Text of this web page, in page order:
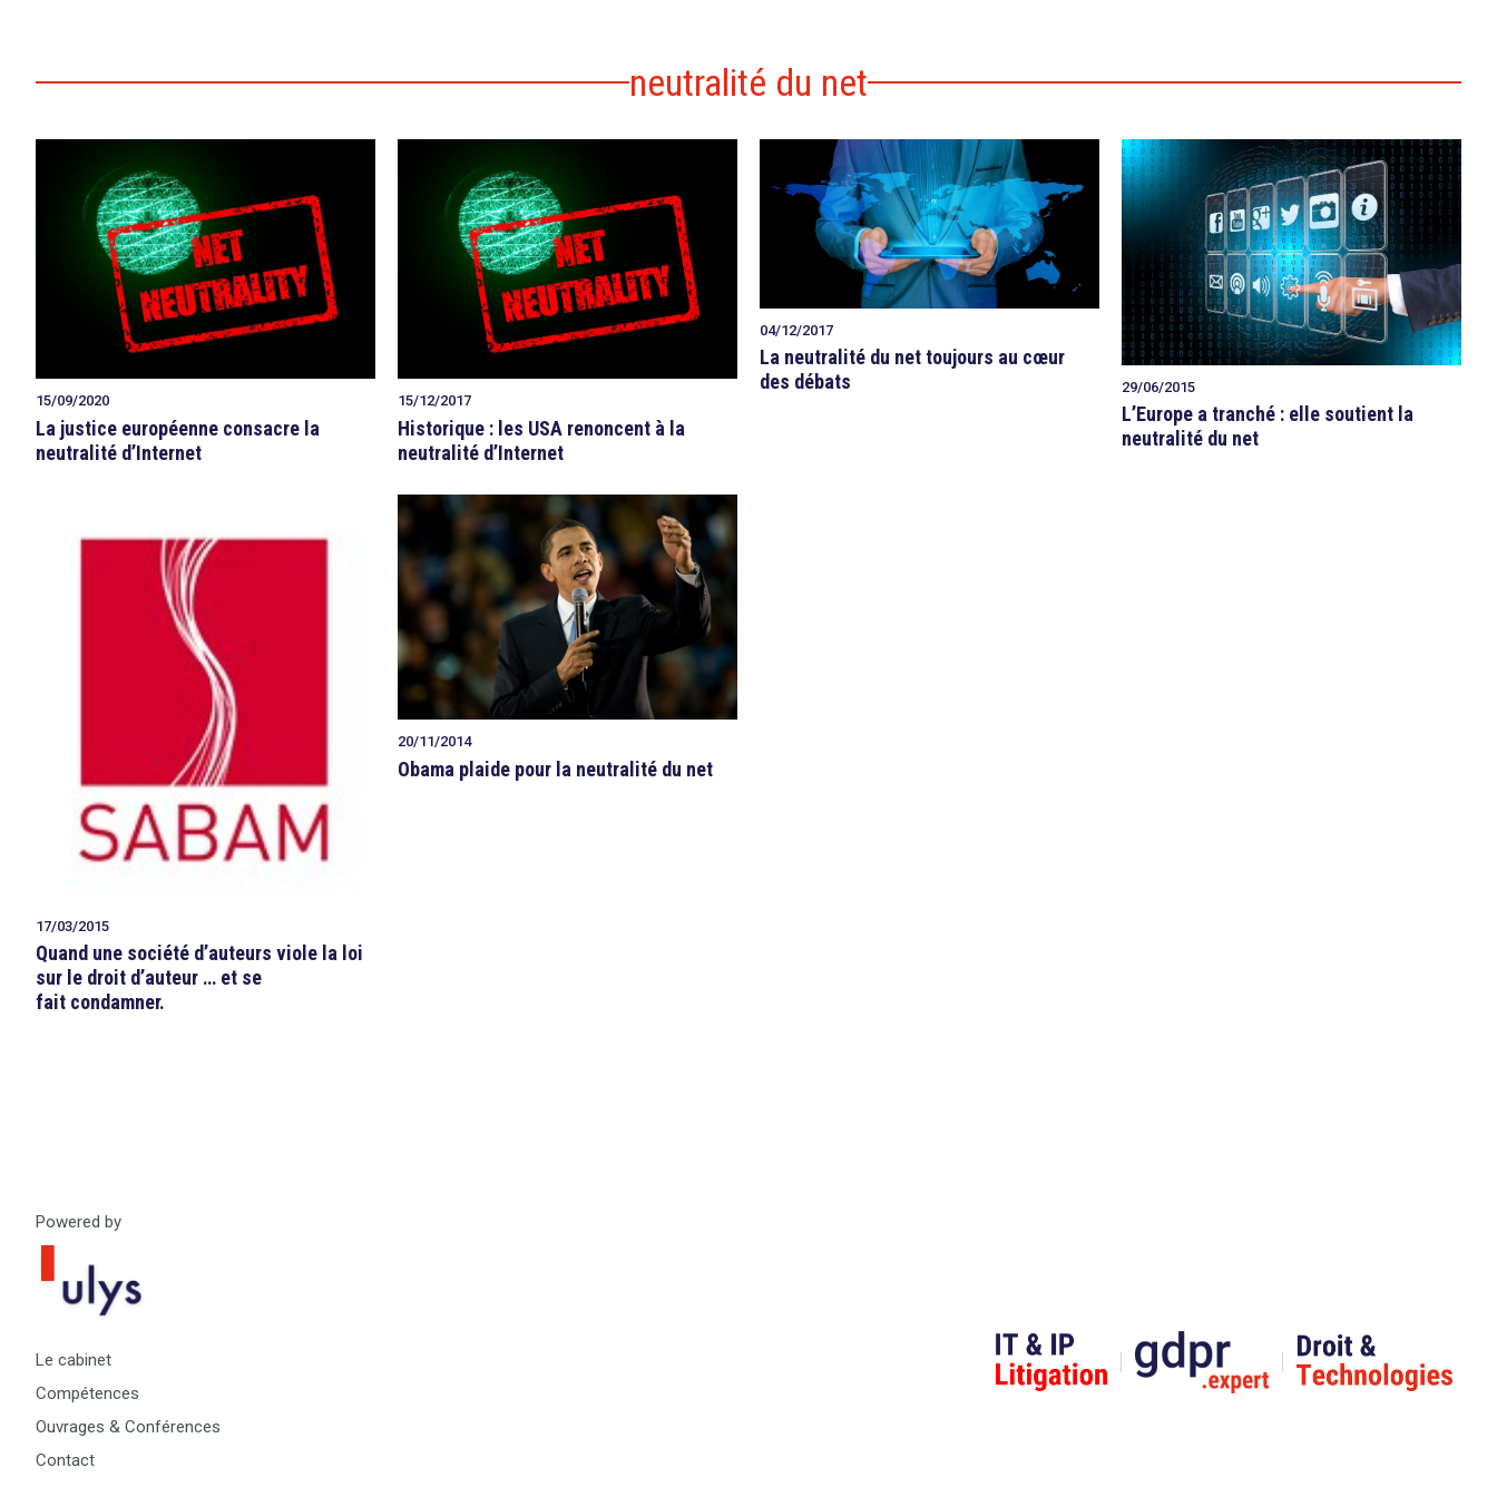
neutralité du net
15/09/2020
La justice européenne consacre la
neutralité d’Internet
15/12/2017
Historique : les USA renoncent à la
neutralité d’Internet
04/12/2017
La neutralité du net toujours au cœur
des débats
29/06/2015
L’Europe a tranché : elle soutient la
neutralité du net
17/03/2015
Quand une société d’auteurs viole la loi
sur le droit d’auteur … et se
fait condamner.
20/11/2014
Obama plaide pour la neutralité du net
Powered by
Le cabinet
Compétences
Ouvrages & Conférences
Contact